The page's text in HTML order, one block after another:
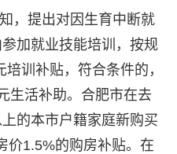
，提出对因生育中断就
加就业技能培训，按规
训补贴，符合条件的，
生活补助。合肥市在去
的本市户籍家庭新购买
价1.5%的购房补贴。在